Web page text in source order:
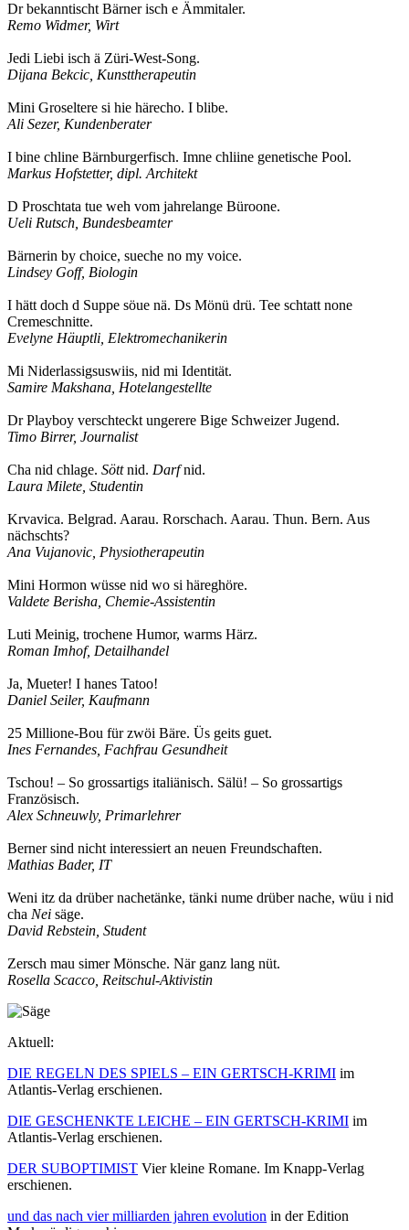
Dr bekanntischt Bärner isch e Ämmitaler.
Remo Widmer, Wirt
Jedi Liebi isch ä Züri-West-Song.
Dijana Bekcic, Kunsttherapeutin
Mini Groseltere si hie härecho. I blibe.
Ali Sezer, Kundenberater
I bine chline Bärnburgerfisch. Imne chliine genetische Pool.
Markus Hofstetter, dipl. Architekt
D Proschtata tue weh vom jahrelange Büroone.
Ueli Rutsch, Bundesbeamter
Bärnerin by choice, sueche no my voice.
Lindsey Goff, Biologin
I hätt doch d Suppe söue nä. Ds Mönü drü. Tee schtatt none
Cremeschnitte.
Evelyne Häuptli, Elektromechanikerin
Mi Niderlassigsuswiis, nid mi Identität.
Samire Makshana, Hotelangestellte
Dr Playboy verschteckt ungerere Bige Schweizer Jugend.
Timo Birrer, Journalist
Cha nid chlage. Söttnid. Darfnid.
Laura Milete, Studentin
Krvavica. Belgrad. Aarau. Rorschach. Aarau. Thun. Bern. Aus
nächschts?
Ana Vujanovic, Physiotherapeutin
Mini Hormon wüsse nid wo si häreghöre.
Valdete Berisha, Chemie-Assistentin
Luti Meinig, trochene Humor, warms Härz.
Roman Imhof, Detailhandel
Ja, Mueter! I hanes Tatoo!
Daniel Seiler, Kaufmann
25 Millione-Bou für zwöi Bäre. Üs geits guet.
Ines Fernandes, Fachfrau Gesundheit
Tschou! – So grossartigs italiänisch. Sälü! – So grossartigs
Französisch.
Alex Schneuwly, Primarlehrer
Berner sind nicht interessiert an neuen Freundschaften.
Mathias Bader, IT
Weni itz da drüber nachetänke, tänki nume drüber nache, wüu i nid
cha Nei säge.
David Rebstein, Student
Zersch mau simer Mönsche. När ganz lang nüt.
Rosella Scacco, Reitschul-Aktivistin
Aktuell:
DIE REGELN DES SPIELS – EIN GERTSCH-KRIMI im
Atlantis-Verlag erschienen.
DIE GESCHENKTE LEICHE – EIN GERTSCH-KRIMI im
Atlantis-Verlag erschienen.
DER SUBOPTIMIST Vier kleine Romane. Im Knapp-Verlag
erschienen.
und das nach vier milliarden jahren evolution in der Edition